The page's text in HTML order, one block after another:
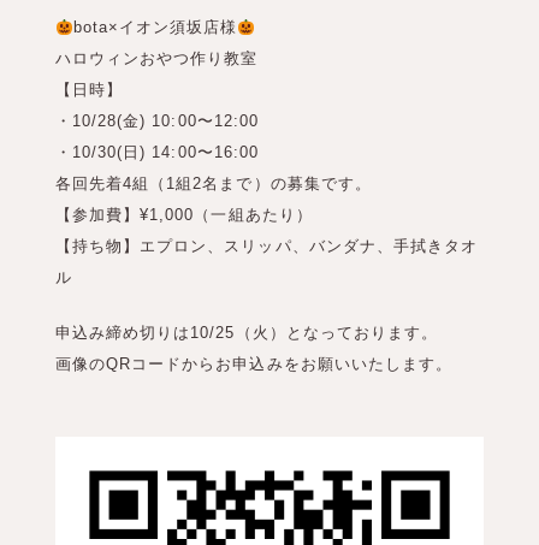
bota×イオン須坂店様
ハロウィンおやつ作り教室
【日時】
・10/28(金) 10:00〜12:00
・10/30(日) 14:00〜16:00
各回先着4組（1組2名まで）の募集です。
【参加費】¥1,000（一組あたり）
【持ち物】エプロン、スリッパ、バンダナ、手拭きタオ
ル
申込み締め切りは10/25（火）となっております。
画像のQRコードからお申込みをお願いいたします。